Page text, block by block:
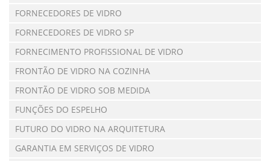
FORNECEDORES DE VIDRO
FORNECEDORES DE VIDRO SP
FORNECIMENTO PROFISSIONAL DE VIDRO
FRONTÃO DE VIDRO NA COZINHA
FRONTÃO DE VIDRO SOB MEDIDA
FUNÇÕES DO ESPELHO
FUTURO DO VIDRO NA ARQUITETURA
GARANTIA EM SERVIÇOS DE VIDRO